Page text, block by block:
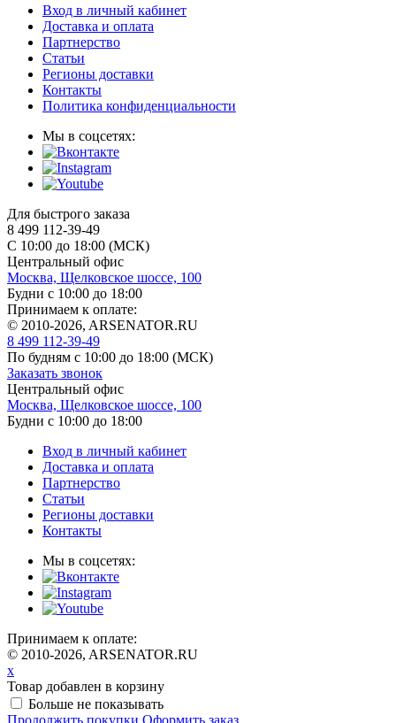
Вход в личный кабинет
Доставка и оплата
Партнерство
Статьи
Регионы доставки
Контакты
Политика конфиденциальности
Мы в соцсетях:
Для быстрого заказа
8 499 112-39-49
С 10:00 до 18:00 (МСК)
Центральный офис
Москва, Щелковское шоссе, 100
Будни с 10:00 до 18:00
Принимаем к оплате:
© 2010-2026, ARSENATOR.RU
8 499 112-39-49
По будням с 10:00 до 18:00 (МСК)
Заказать звонок
Центральный офис
Москва, Щелковское шоссе, 100
Будни с 10:00 до 18:00
Вход в личный кабинет
Доставка и оплата
Партнерство
Статьи
Регионы доставки
Контакты
Мы в соцсетях:
Принимаем к оплате:
© 2010-2026, ARSENATOR.RU
x
Товар добавлен в корзину
Больше не показывать
Продолжить покупки Оформить заказ